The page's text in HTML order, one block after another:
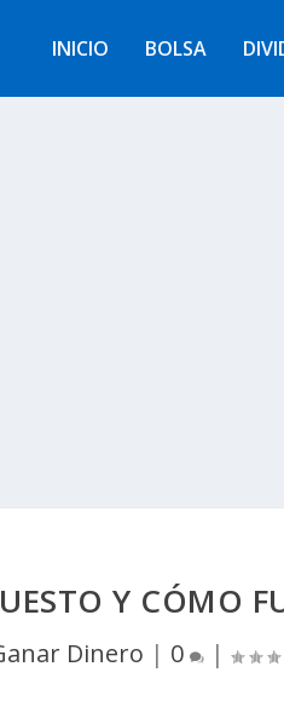
INICIO BOLSA
Y CÓMO
Dinero | 0 |